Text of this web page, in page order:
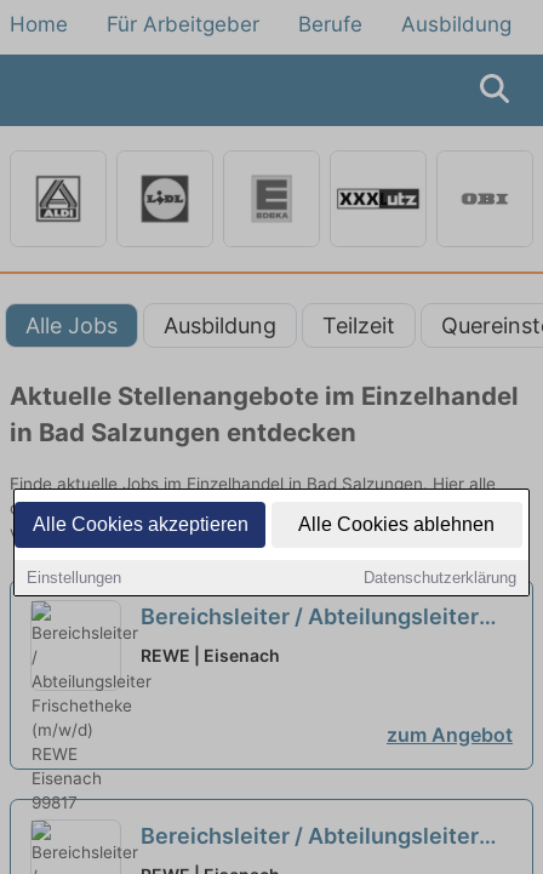
Alle Cookies akzeptieren Alle Cookies ablehnen
Einstellungen Datenschutzerklärung
Home Für Arbeitgeber Berufe Ausbildung
Alle Jobs Ausbildung Teilzeit
Aktuelle Stellenangebote im Einzelhandel
in Bad Salzungen entdecken
Finde aktuelle Jobs im Einzelhandel in Bad Salzungen. Hier alle
offenen Stellenangebote im Verkauf, Vertrieb und Handel
vergleichen.
Bereichsleiter / Abteilungsleiter
Frischetheke (m/w/d)
REWE | Eisenach
zum Angebot
Bereichsleiter / Abteilungsleiter